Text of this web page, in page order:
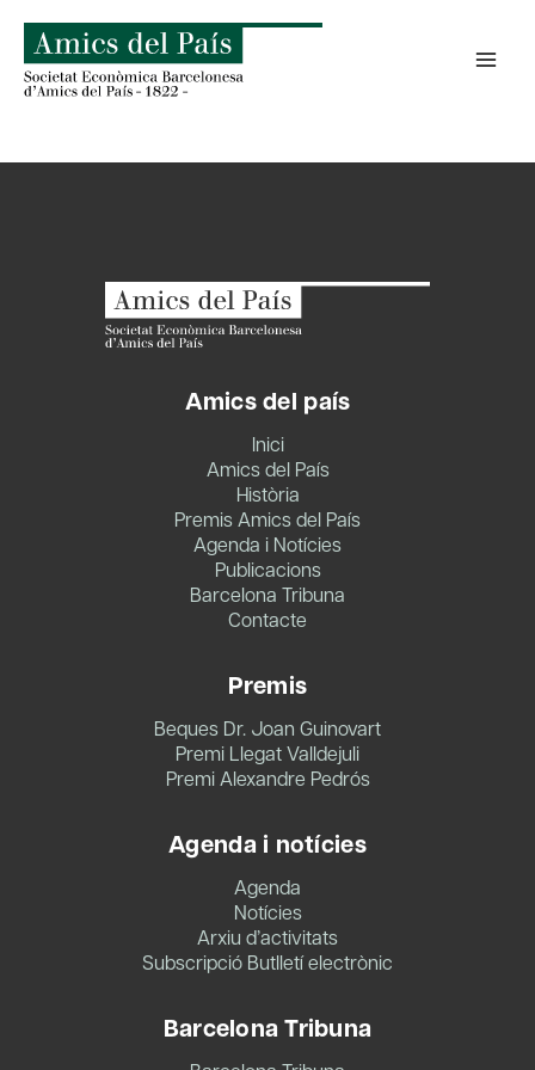
content
Amics del país
Inici
Amics del País
Història
Premis Amics del País
Agenda i Notícies
Publicacions
Barcelona Tribuna
Contacte
Premis
Beques Dr. Joan Guinovart
Premi Llegat Valldejuli
Premi Alexandre Pedrós
Agenda i notícies
Agenda
Notícies
Arxiu d’activitats
Subscripció Butlletí electrònic
Barcelona Tribuna